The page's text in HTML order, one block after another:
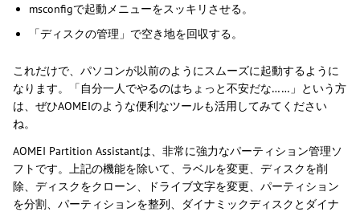
msconfigで起動メニューをスッキリさせる。
「ディスクの管理」で空き地を回収する。
これだけで、パソコンが以前のようにスムーズに起動するように
なります。「自分一人でやるのはちょっと不安だな……」という方
は、ぜひAOMEIのような便利なツールも活用してみてください
ね。
AOMEI Partition Assistantは、非常に強力なパーティション管理ソ
フトです。上記の機能を除いて、ラベルを変更、ディスクを削
除、ディスクをクローン、ドライブ文字を変更、パーティション
を分割、パーティションを整列、ダイナミックディスクとダイナ